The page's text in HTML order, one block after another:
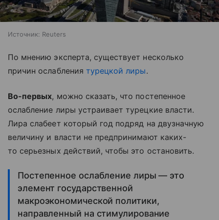
Источник: Reuters
По мнению эксперта, существует несколько
причин ослабления турецкой лиры.
Во-первых, можно сказать, что постепенное
ослабление лиры устраивает турецкие власти.
Лира слабеет который год подряд на двузначную
величину и власти не предпринимают каких-
то серьезных действий, чтобы это остановить.
Постепенное ослабление лиры — это
элемент государственной
макроэкономической политики,
направленный на стимулирование